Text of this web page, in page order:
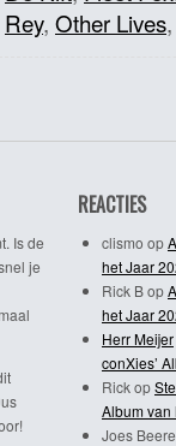
Rey, Other Lives
Is de
je
REACTIES
clismo op
het Jaar
Rick Bop
het Jaar
Herr Meijer
conXies’
Rickop
Album van
Joes